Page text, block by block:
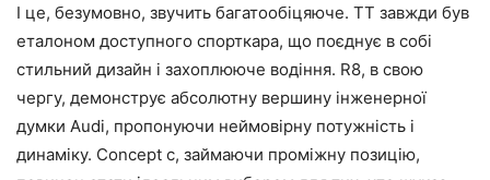
І це, безумовно, звучить багатообіцяюче. TT завжди був
еталоном доступного спорткара, що поєднує в собі
стильний дизайн і захоплююче водіння. R8, в свою
чергу, демонструє абсолютну вершину інженерної
думки Audi, пропонуючи неймовірну потужність і
динаміку. Concept c, займаючи проміжну позицію,